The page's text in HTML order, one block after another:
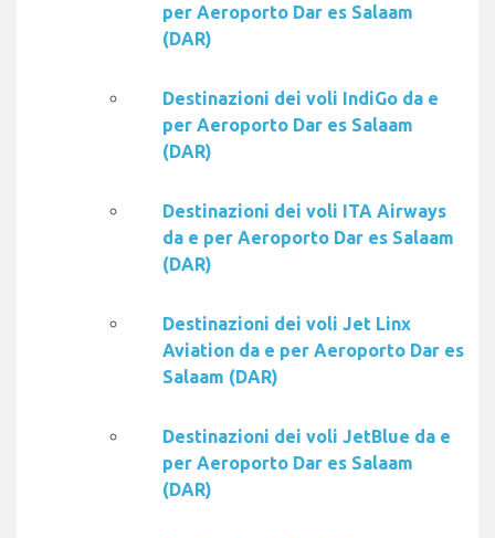
per Aeroporto Dar es Salaam
(DAR)
Destinazioni dei voli IndiGo da e
per Aeroporto Dar es Salaam
(DAR)
Destinazioni dei voli ITA Airways
da e per Aeroporto Dar es Salaam
(DAR)
Destinazioni dei voli Jet Linx
Aviation da e per Aeroporto Dar es
Salaam (DAR)
Destinazioni dei voli JetBlue da e
per Aeroporto Dar es Salaam
(DAR)